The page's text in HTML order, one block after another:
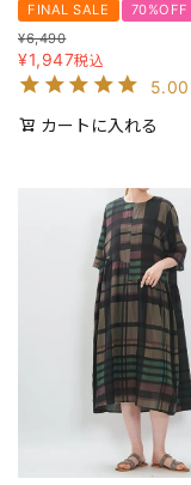
FINAL SALE
70%OFF
¥6,490
¥1,947税込
5.00
カートに入れる